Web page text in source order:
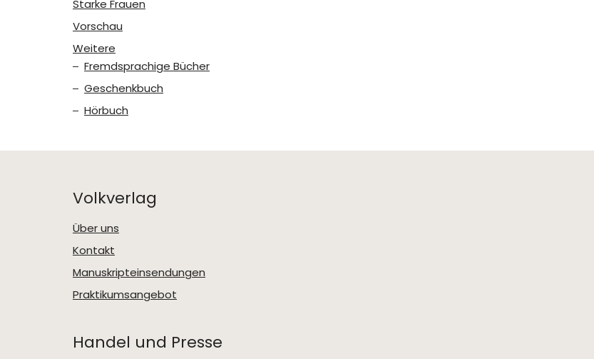
Starke Frauen
Vorschau
Weitere
Fremdsprachige Bücher
Geschenkbuch
Hörbuch
Volkverlag
Über uns
Kontakt
Manuskripteinsendungen
Praktikumsangebot
Handel und Presse